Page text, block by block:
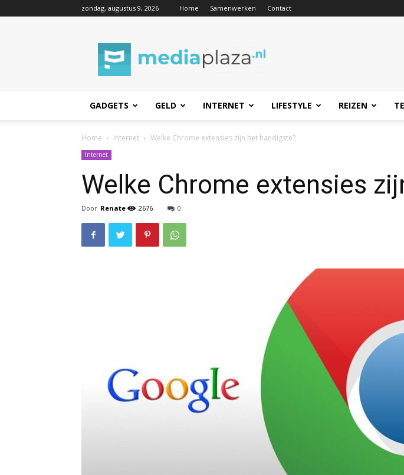
zondag, augustus 9, 2026 Home Samenwerken Contact
GADGETS GELD INTERNET LIFESTYLE REIZEN
Home Internet Welke Chrome extensies zijn het handigste?
Internet
Welke Chrome extensies
Door Renate 2676 0